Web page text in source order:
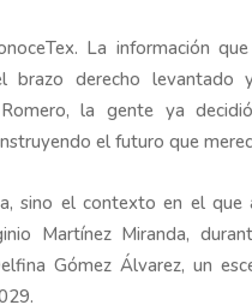
La información
brazo derecho levantado
la gente ya
el futuro que
sino el contexto en el que
Martínez Miranda,
Gómez Álvarez, un